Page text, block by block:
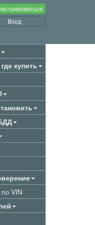
Вход
купить
VIN